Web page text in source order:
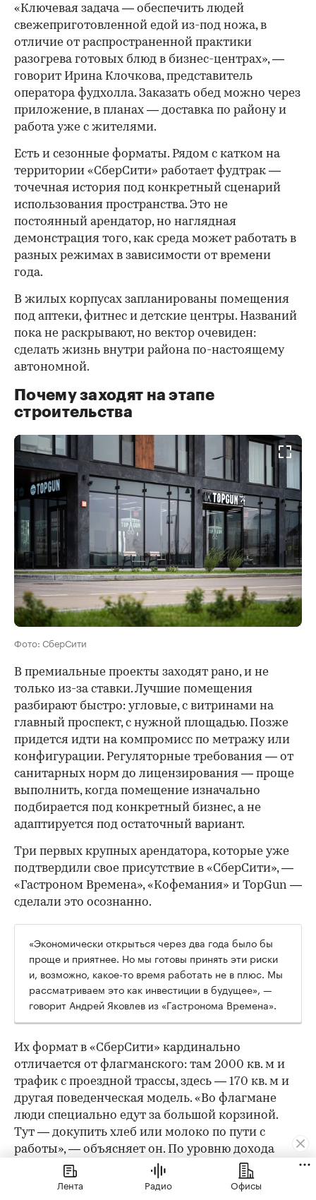
«Ключевая задача — обеспечить людей
свежеприготовленной едой из-под ножа, в
отличие от распространенной практики
разогрева готовых блюд в бизнес-центрах», —
говорит Ирина Клочкова, представитель
оператора фудхолла. Заказать обед можно через
приложение, в планах — доставка по району и
работа уже с жителями.
Есть и сезонные форматы. Рядом с катком на
территории «СберСити» работает фудтрак —
точечная история под конкретный сценарий
использования пространства. Это не
постоянный арендатор, но наглядная
демонстрация того, как среда может работать в
разных режимах в зависимости от времени
года.
В жилых корпусах запланированы помещения
под аптеки, фитнес и детские центры. Названий
пока не раскрывают, но вектор очевиден:
сделать жизнь внутри района по-настоящему
автономной.
Почему заходят на этапе
строительства
Фото: СберСити
В премиальные проекты заходят рано, и не
только из-за ставки. Лучшие помещения
разбирают быстро: угловые, с витринами на
главный проспект, с нужной площадью. Позже
придется идти на компромисс по метражу или
конфигурации. Регуляторные требования — от
санитарных норм до лицензирования — проще
выполнить, когда помещение изначально
подбирается под конкретный бизнес, а не
адаптируется под остаточный вариант.
Три первых крупных арендатора, которые уже
подтвердили свое присутствие в «СберСити», —
«Гастроном Времена», «Кофемания» и TopGun —
сделали это осознанно.
«Экономически открыться через два года было бы
проще и приятнее. Но мы готовы принять эти риски
и, возможно, какое-то время работать не в плюс. Мы
рассматриваем это как инвестиции в будущее», —
говорит Андрей Яковлев из «Гастронома Времена».
Их формат в «СберСити» кардинально
отличается от флагманского: там 2000 кв. м и
трафик с проездной трассы, здесь — 170 кв. м и
другая поведенческая модель. «Во флагмане
люди специально едут за большой корзиной.
Тут — докупить хлеб или молоко по пути с
работы», — объясняет он. По уровню дохода
аудитория похожая, но поведенчески — иная.
Ключевые «фишки» остаются: качество
Лента Радио Офисы